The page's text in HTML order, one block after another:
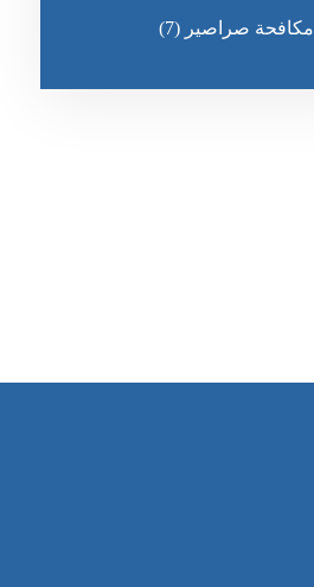
مكافحة صراصير (7)